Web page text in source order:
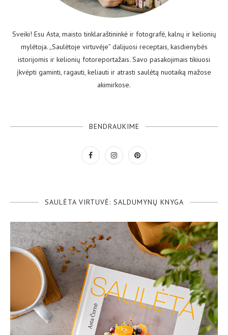
Sveiki! Esu Asta, maisto tinklaraštininkė ir fotografė, kalnų ir kelionių
mylėtoja. „Saulėtoje virtuvėje” dalijuosi receptais, kasdienybės
istorijomis ir kelionių fotoreportažais. Savo pasakojimais tikiuosi
įkvėpti gaminti, ragauti, keliauti ir atrasti saulėtą nuotaiką mažose
akimirkose.
BENDRAUKIME
SAULĖTA VIRTUVĖ: SALDUMYNŲ KNYGA